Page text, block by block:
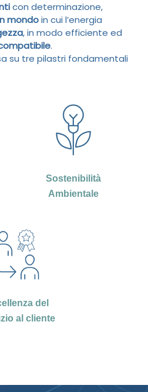
con determinazione,
mondoin cui l’energia
, in modo efficiente ed
.
su tre pilastri fondamentali
Sostenibilità
Ambientale
del
al cliente